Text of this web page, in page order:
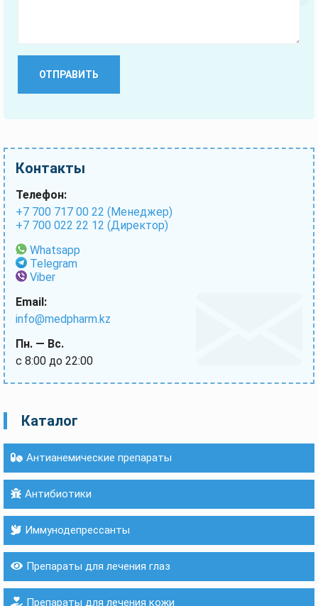
Контакты
Телефон:
+7 700 717 00 22 (Менеджер)
+7 700 022 22 12 (Директор)
Whatsapp
Telegram
Viber
Email:
info@medpharm.kz
Пн. — Вс.
с 8:00 до 22:00
Каталог
Антианемические препараты
Антибиотики
Иммунодепрессанты
Препараты для лечения глаз
Препараты для лечения кожи